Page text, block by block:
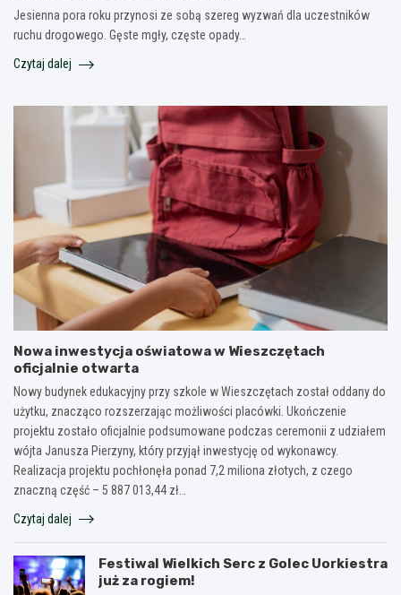
Jesienna pora roku przynosi ze sobą szereg wyzwań dla uczestników
ruchu drogowego. Gęste mgły, częste opady…
Czytaj dalej
Nowa inwestycja oświatowa w Wieszczętach
oficjalnie otwarta
Nowy budynek edukacyjny przy szkole w Wieszczętach został oddany do
użytku, znacząco rozszerzając możliwości placówki. Ukończenie
projektu zostało oficjalnie podsumowane podczas ceremonii z udziałem
wójta Janusza Pierzyny, który przyjął inwestycję od wykonawcy.
Realizacja projektu pochłonęła ponad 7,2 miliona złotych, z czego
znaczną część – 5 887 013,44 zł…
Czytaj dalej
Festiwal Wielkich Serc z Golec Uorkiestra
już za rogiem!